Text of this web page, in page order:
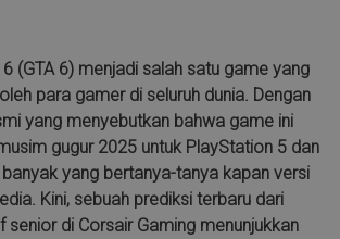
(GTA 6) menjadi salah satu game yang
para gamer di seluruh dunia. Dengan
yang menyebutkan bahwa game ini
gugur 2025 untuk PlayStation 5 dan
yang bertanya-tanya kapan versi
Kini, sebuah prediksi terbaru dari
senior di Corsair Gaming menunjukkan